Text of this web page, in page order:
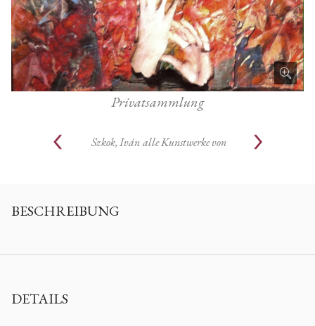
Privatsammlung
Szkok, Ivánalle Kunstwerke von
BESCHREIBUNG
DETAILS